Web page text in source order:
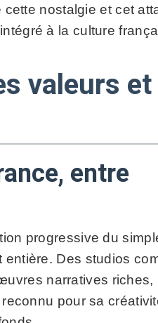
nostalgie et cet
à la culture
valeurs
entre
progressive du
Des studios
narratives riches,
pour sa